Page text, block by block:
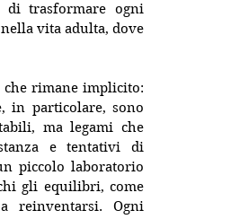
di trasformare ogni
nella vita adulta, dove
che rimane implicito:
in particolare, sono
ma legami che
e tentativi di
piccolo laboratorio
gli equilibri, come
reinventarsi. Ogni